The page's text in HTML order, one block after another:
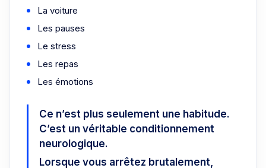
La voiture
Les pauses
Le stress
Les repas
Les émotions
Ce n’est plus seulement une habitude.
C’est un véritable conditionnement
neurologique.
Lorsque vous arrêtez brutalement,